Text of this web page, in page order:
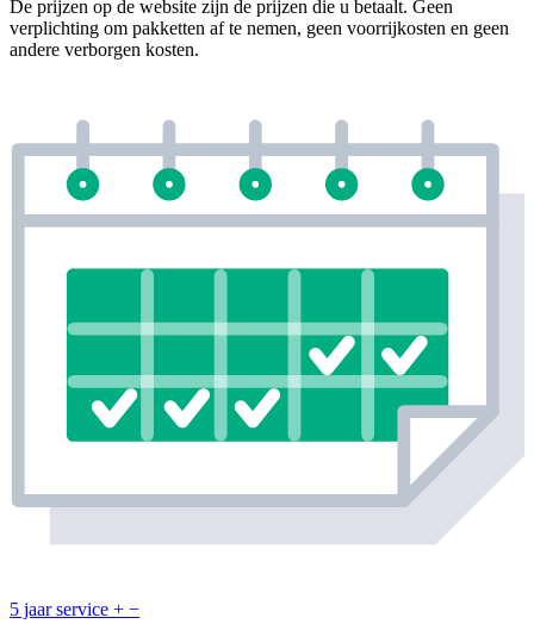
De prijzen op de website zijn de prijzen die u betaalt. Geen
verplichting om pakketten af te nemen, geen voorrijkosten en geen
andere verborgen kosten.
5 jaar service + −